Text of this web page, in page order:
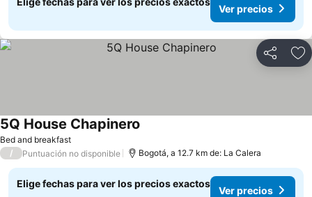
Ver precios
Compartir
Bed and breakfast
5Q House Chapinero
/ Puntuación no disponible Bogotá, a 12.7 km de: La Calera
Elige fechas para ver los precios exactos
Ver precios